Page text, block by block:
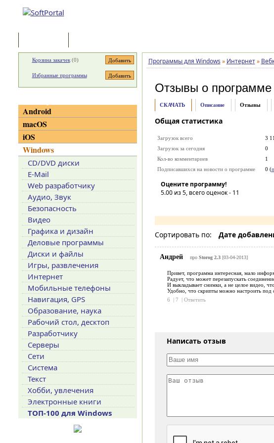
Программы для Windows » Интернет »
Отзывы о программе
СКАЧАТЬ Описание Отзывы
Общая статистика
Загрузок всего
3
Загрузок за сегодня
0
Кол-во комментариев
1
Подписавшихся на новости о программе
0 (
Оцените программу!
5.00из 5, всего оценок - 11
Сортировать по: Дате
Андрей про Storog 2.3[03-04-2013]
Привет, программа интересная, мало
Радует, что может перезапускать
И выкладывает снимки, а не целое видео,
Удобно, что скрипты можно настроить под
6
| 7 | Ответить
Написать отзыв
Корзина закачек(0)
Избранные программы
Android
macOS
iOS
Windows
CD/DVD диски
E-Mail
Web разработчику
Аудио, Звук
Безопасность
Видео
Графика и дизайн
Деловые программы
Диски и файлы
Игры, развлечения
Интернет
Мобильные телефоны
Навигация, GPS
Образование, наука
Рабочий стол, десктоп
Разработчику
Серверы
Сети
Система
Текст
Хобби, увлечения
Электронные книги
ТОП-100 для Windows